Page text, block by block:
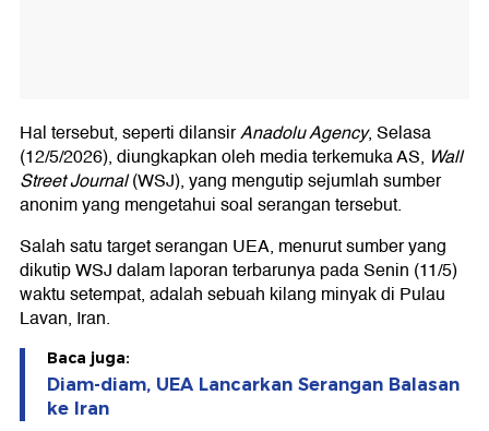
Hal tersebut, seperti dilansirAnadolu Agency, Selasa
(12/5/2026), diungkapkan oleh media terkemuka AS, Wall
Street Journal(WSJ), yang mengutip sejumlah sumber
anonim yang mengetahui soal serangan tersebut.
Salah satu target serangan UEA, menurut sumber yang
dikutip WSJ dalam laporan terbarunya pada Senin (11/5)
waktu setempat, adalah sebuah kilang minyak di Pulau
Lavan, Iran.
Baca juga:
Diam-diam, UEA Lancarkan Serangan Balasan
ke Iran